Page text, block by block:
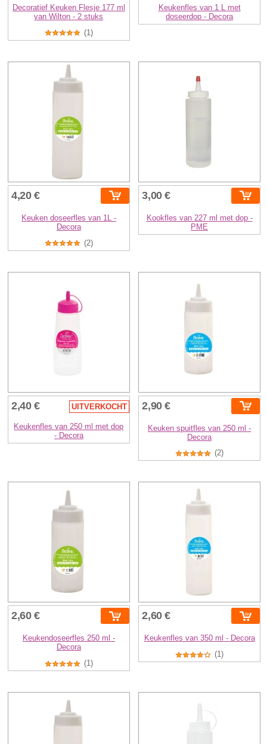
Decoratief Keuken Flesje 177 ml
van Wilton - 2 stuks
(1)
Keukenfles van 1 L met
doseerdop - Decora
4,20 €
Keuken doseerfles van 1L -
Decora
(2)
3,00 €
Kookfles van 227 ml met dop -
PME
2,40 € UITVERKOCHT
Keukenfles van 250 ml met dop
- Decora
2,90 €
Keuken spuitfles van 250 ml -
Decora
(2)
2,60 €
Keukendoseerfles 250 ml -
Decora
(1)
2,60 €
Keukenfles van 350 ml - Decora
(1)